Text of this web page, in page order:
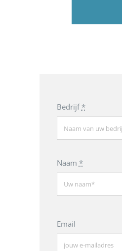
Bedrijf *
Naam *
Email